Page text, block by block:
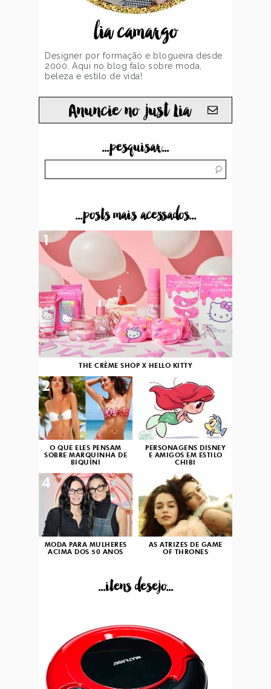
lia camargo
Designer por formação e blogueira desde
2000. Aqui no blog falo sobre moda,
beleza e estilo de vida!
Anuncie no just Lia
...pesquisar...
...posts mais acessados...
THE CRÈME SHOP X HELLO KITTY
1
O QUE ELES PENSAM
SOBRE MARQUINHA DE
BIQUÍNI
2
PERSONAGENS DISNEY
E AMIGOS EM ESTILO
CHIBI
3
MODA PARA MULHERES
ACIMA DOS 50 ANOS
4
AS ATRIZES DE GAME
OF THRONES
...itens desejo...